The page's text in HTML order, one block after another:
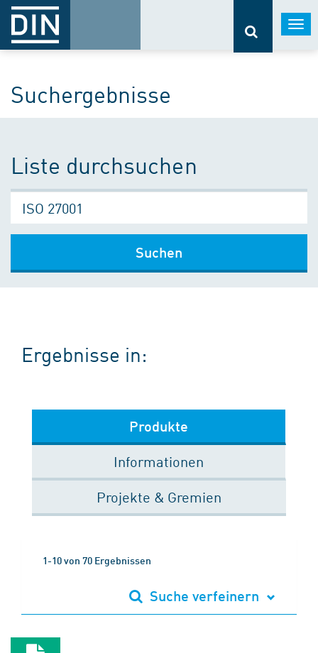
Suchergebnisse
Liste durchsuchen
Suchen
Ergebnisse in:
Produkte
Informationen
Projekte & Gremien
1-10 von 70 Ergebnissen
Suche verfeinern